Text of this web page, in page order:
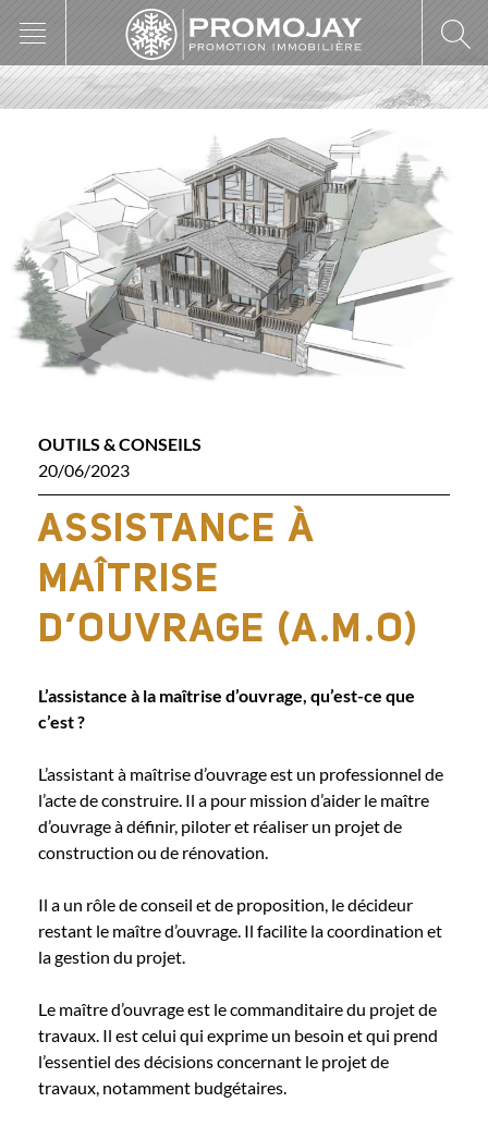
content
OUTILS & CONSEILS
20/06/2023
ASSISTANCE À
MAÎTRISE
D’OUVRAGE (A.M.O)
L’assistance à la maîtrise d’ouvrage, qu’est-ce que
c’est ?
L’assistant à maîtrise d’ouvrage est un professionnel de
l’acte de construire. Il a pour mission d’aider le maître
d’ouvrage à définir, piloter et réaliser un projet de
construction ou de rénovation.
Il a un rôle de conseil et de proposition, le décideur
restant le maître d’ouvrage. Il facilite la coordination et
la gestion du projet.
Le maître d’ouvrage est le commanditaire du projet de
travaux. Il est celui qui exprime un besoin et qui prend
l’essentiel des décisions concernant le projet de
travaux, notamment budgétaires.